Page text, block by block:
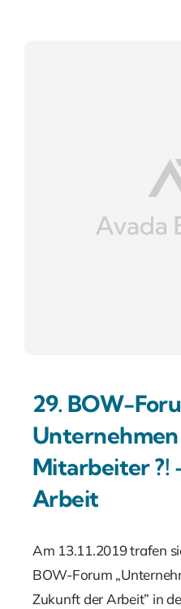
29. BOW-
Mitarbeiter ?!
Arbeit
Am 13.11.2019 trafen
BOW-Forum
Zukunft der Arbeit” in